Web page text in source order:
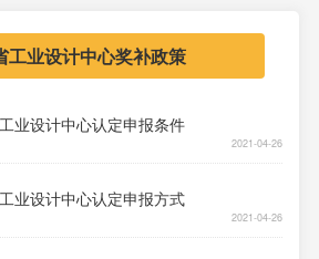
工业设计中心奖补政策
业设计中心认定申报条件
2021-04-26
业设计中心认定申报方式
2021-04-26